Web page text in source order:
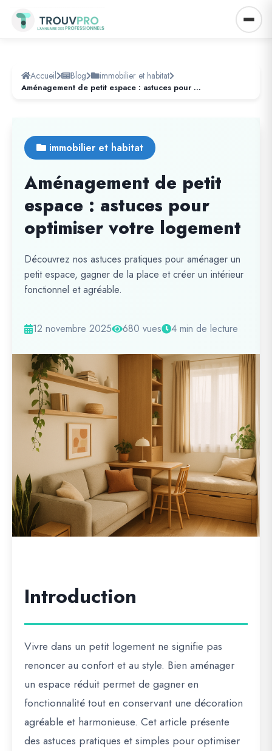
Accueil Blog immobilier et habitat
Aménagement de petit espace : astuces pour optimiser votre logement
immobilier et habitat
Aménagement de petit
espace : astuces pour
optimiser votre logement
Découvrez nos astuces pratiques pour aménager un
petit espace, gagner de la place et créer un intérieur
fonctionnel et agréable.
12 novembre 2025 680 vues 4 min de lecture
Introduction
Vivre dans un petit logement ne signifie pas
renoncer au confort et au style. Bien aménager
un espace réduit permet de gagner en
fonctionnalité tout en conservant une décoration
agréable et harmonieuse. Cet article présente
des astuces pratiques et simples pour optimiser